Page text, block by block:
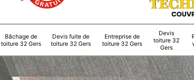
Bâchage de
toiture 32 Gers
Devis fuite de
toiture 32 Gers
Entreprise de
toiture 32 Gers
Devis
toiture 32
Gers